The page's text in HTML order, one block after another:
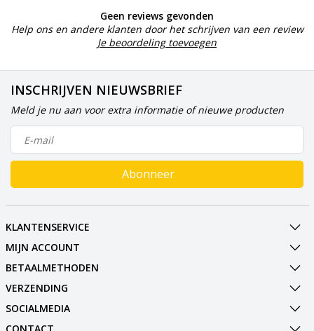
Geen reviews gevonden
Help ons en andere klanten door het schrijven van een review
Je beoordeling toevoegen
INSCHRIJVEN NIEUWSBRIEF
Meld je nu aan voor extra informatie of nieuwe producten
Abonneer
KLANTENSERVICE
MIJN ACCOUNT
BETAALMETHODEN
VERZENDING
SOCIALMEDIA